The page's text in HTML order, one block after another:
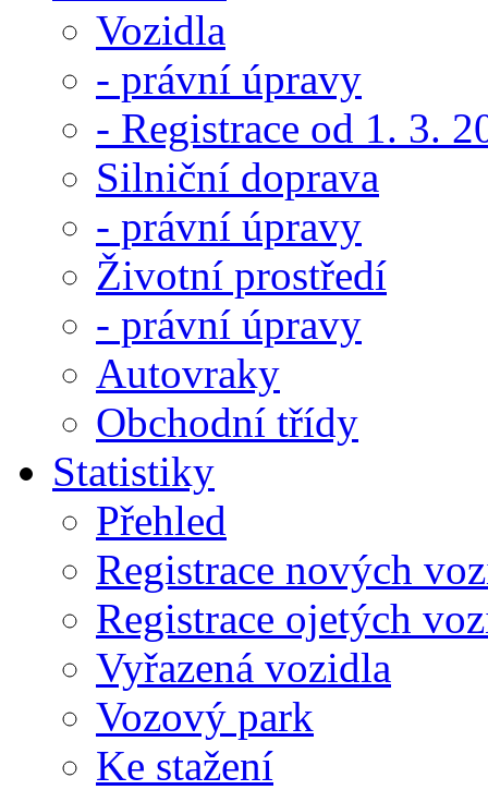
Vozidla
- právní úpravy
- Registrace od 1. 3.
Silniční doprava
- právní úpravy
Životní prostředí
- právní úpravy
Autovraky
Obchodní třídy
Statistiky
Přehled
Registrace nových
Registrace ojetých
Vyřazená vozidla
Vozový park
Ke stažení